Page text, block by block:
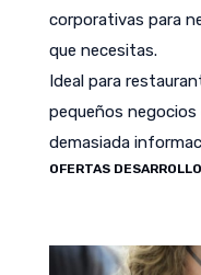
corporativas para
que necesitas.
Ideal para
pequeños
demasiada
OFERTAS